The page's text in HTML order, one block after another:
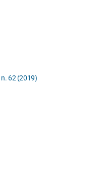
n. 62 (2019)